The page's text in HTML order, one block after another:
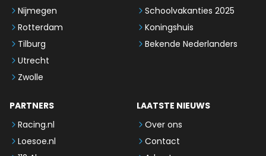
Nijmegen
Rotterdam
Tilburg
Utrecht
Zwolle
Schoolvakanties 2025
Koningshuis
Bekende Nederlanders
PARTNERS
Racing.nl
Loesoe.nl
LAATSTE NIEUWS
Over ons
Contact